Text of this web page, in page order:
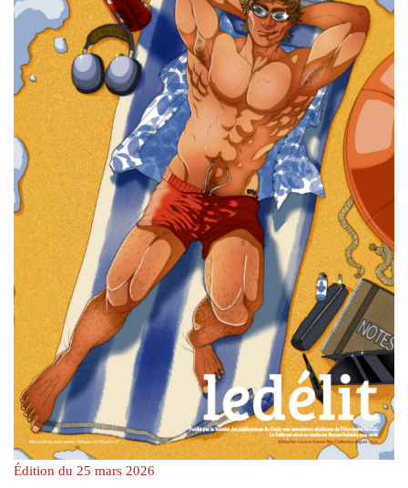
Édition du 25 mars 2026